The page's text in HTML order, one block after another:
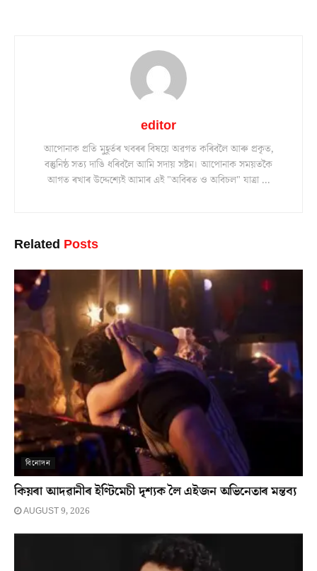
editor
আপোনাক প্ৰতি মুহূৰ্তৰ খবৰৰ বিষয়ে অৱগত কৰিবলৈ আৰু প্ৰকৃত,
বস্তুনিষ্ঠ সত্য দাঙি ধৰিবলৈ আমি সদায় সষ্টম। আপোনাক সময়তকৈ
আগত ৰখাৰ উদ্দেশ্যেই আমাৰ এই "অবিৰত ও অবিচল" যাত্ৰা ...
Related Posts
বিনোদন
কিয়ৰা আদৱানীৰ ইণ্টিমেচী দৃশ্যক লৈ এইজন অভিনেতাৰ মন্তব্য
AUGUST 9, 2026